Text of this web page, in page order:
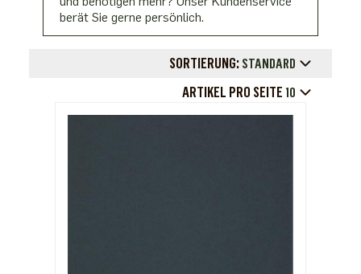
berät Sie gerne persönlich.
SORTIERUNG: STANDARD
ARTIKEL PRO SEITE 10